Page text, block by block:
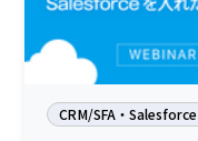
CRM/SFA・Salesforce